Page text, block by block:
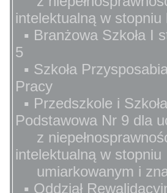
intelektualną w stopniu
▪ Branżowa Szkoła I
5
▪ Szkoła
Pracy
▪ Przedszkole i Szkoła
Podstawowa Nr 9 dla
z
intelektualną w stopniu
umiarkowanym i
▪ Oddział